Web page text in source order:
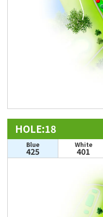
HOLE:18
Blue
425
White
401